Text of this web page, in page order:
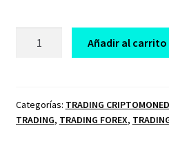
PROFIT4LIFE
EMILE
Añadir al carrito
Categorías: TRADING
TRADING, TRADING FOREX,